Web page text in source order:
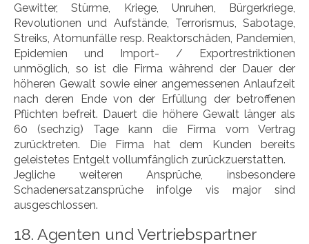
Gewitter, Stürme, Kriege, Unruhen, Bürgerkriege,
Revolutionen und Aufstände, Terrorismus, Sabotage,
Streiks, Atomunfälle resp. Reaktorschäden, Pandemien,
Epidemien und Import- / Exportrestriktionen
unmöglich, so ist die Firma während der Dauer der
höheren Gewalt sowie einer angemessenen Anlaufzeit
nach deren Ende von der Erfüllung der betroffenen
Pflichten befreit. Dauert die höhere Gewalt länger als
60 (sechzig) Tage kann die Firma vom Vertrag
zurücktreten. Die Firma hat dem Kunden bereits
geleistetes Entgelt vollumfänglich zurückzuerstatten.
Jegliche weiteren Ansprüche, insbesondere
Schadenersatzansprüche infolge vis major sind
ausgeschlossen.
18. Agenten und Vertriebspartner